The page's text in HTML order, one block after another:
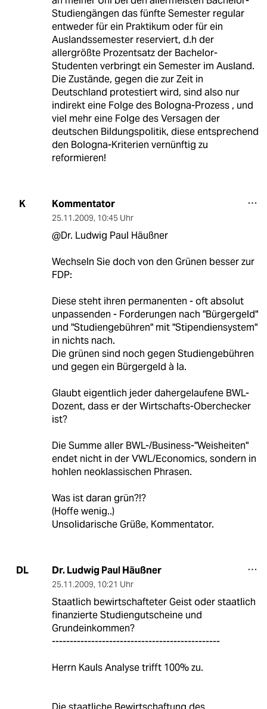
Studiengängen das fünfte Semester regular
entweder für ein Praktikum oder für ein
Auslandssemester reserviert, d.h der
allergrößte Prozentsatz der Bachelor-
Studenten verbringt ein Semester im Ausland.
Die Zustände, gegen die zur Zeit in
Deutschland protestiert wird, sind also nur
indirekt eine Folge des Bologna-Prozess , und
viel mehr eine Folge des Versagen der
deutschen Bildungspolitik, diese entsprechend
den Bologna-Kriterien vernünftig zu
reformieren!
K Kommentator
25.11.2009, 10:45 Uhr
@Dr. Ludwig Paul Häußner
Wechseln Sie doch von den Grünen besser zur
FDP:
Diese steht ihren permanenten - oft absolut
unpassenden - Forderungen nach "Bürgergeld"
und "Studiengebühren" mit "Stipendiensystem"
in nichts nach.
Die grünen sind noch gegen Studiengebühren
und gegen ein Bürgergeld à la.
Glaubt eigentlich jeder dahergelaufene BWL-
Dozent, dass er der Wirtschafts-Oberchecker
ist?
Die Summe aller BWL-/Business-"Weisheiten"
endet nicht in der VWL/Economics, sondern in
hohlen neoklassischen Phrasen.
Was ist daran grün?!?
(Hoffe wenig..)
Unsolidarische Grüße, Kommentator.
DL Dr. Ludwig Paul Häußner
25.11.2009, 10:21 Uhr
Staatlich bewirtschafteter Geist oder staatlich
finanzierte Studiengutscheine und
Grundeinkommen?
-----------------------------------------------
Herrn Kauls Analyse trifft 100% zu.